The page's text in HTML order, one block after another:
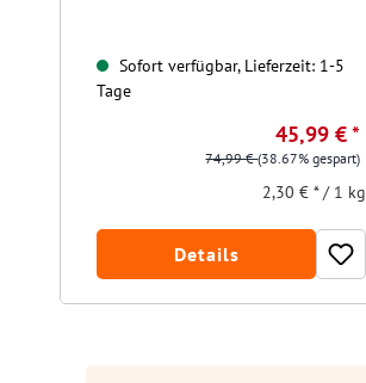
Sofort verfügbar, Lieferzeit: 1-5
Tage
45,99 € *
74,99 €(38.67% gespart)
2,30 € * / 1 kg
Details